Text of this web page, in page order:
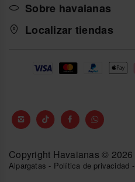
Sobre havaianas
Localizar tiendas
Copyright Havaianas © 2026
Alpargatas - Política de privacidad -